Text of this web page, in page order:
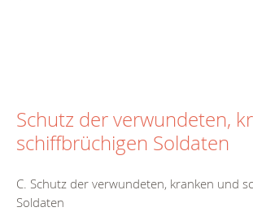
Schutz der verwundeten,
schiffbrüchigen Soldaten
C. Schutz der verwundeten, kranken und
Soldaten